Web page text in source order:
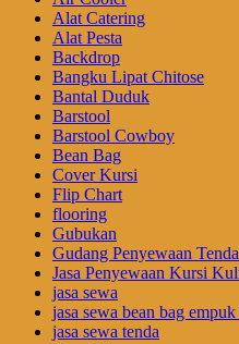
Alat Catering
Alat Pesta
Backdrop
Bangku Lipat Chitose
Bantal Duduk
Barstool
Barstool Cowboy
Bean Bag
Cover Kursi
Flip Chart
flooring
Gubukan
Gudang Penyewaan
Jasa Penyewaan Kursi
jasa sewa
jasa sewa bean bag
jasa sewa tenda